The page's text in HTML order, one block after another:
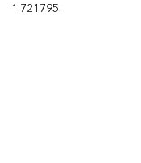
1.721795.13022.00